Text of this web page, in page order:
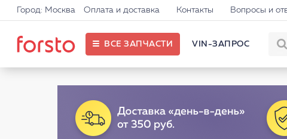
Город: Москва Оплата и доставка Контакты Вопросы и
ВСЕ ЗАПЧАСТИ VIN-ЗАПРОС